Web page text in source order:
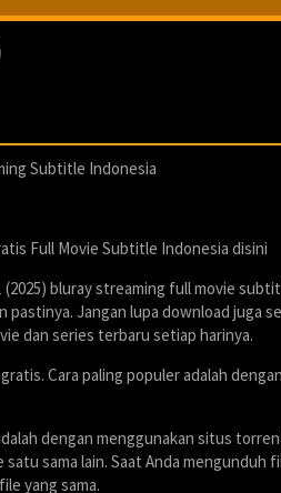
Subtitle Indonesia
Full Movie Subtitle Indonesia disini
bluray streaming full movie
Jangan lupa download juga
dan series terbaru setiap harinya.
Cara paling populer adalah
dengan menggunakan situs
sama lain. Saat Anda mengunduh
yang sama.